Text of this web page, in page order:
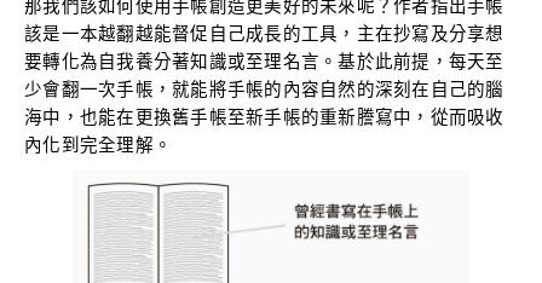
那我們該如何使用手帳創造更美好的未來呢？作者指出手帳
該是一本越翻越能督促自己成長的工具，主在抄寫及分享想
要轉化為自我養分著知識或至理名言。基於此前提，每天至
少會翻一次手帳，就能將手帳的內容自然的深刻在自己的腦
海中，也能在更換舊手帳至新手帳的重新謄寫中，從而吸收
內化到完全理解。